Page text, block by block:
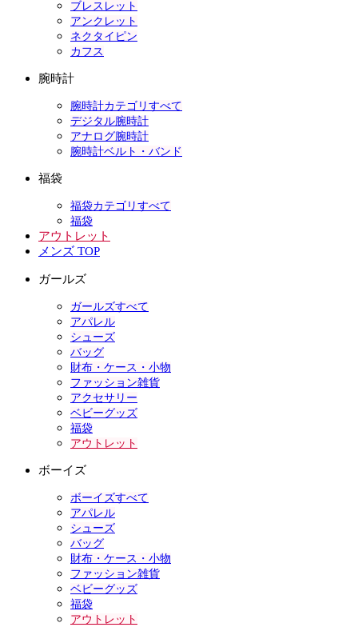
ブレスレット
アンクレット
ネクタイピン
カフス
腕時計
腕時計カテゴリすべて
デジタル腕時計
アナログ腕時計
腕時計ベルト・バンド
福袋
福袋カテゴリすべて
福袋
アウトレット
メンズ TOP
ガールズ
ガールズすべて
アパレル
シューズ
バッグ
財布・ケース・小物
ファッション雑貨
アクセサリー
ベビーグッズ
福袋
アウトレット
ボーイズ
ボーイズすべて
アパレル
シューズ
バッグ
財布・ケース・小物
ファッション雑貨
ベビーグッズ
福袋
アウトレット